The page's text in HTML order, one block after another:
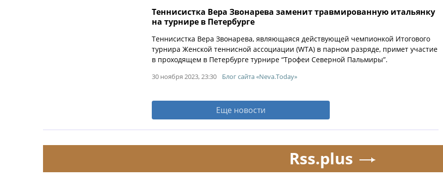
Теннисистка Вера Звонарева заменит травмированную итальянку
на турнире в Петербурге
Теннисистка Вера Звонарева, являющаяся действующей чемпионкой Итогового
турнира Женской теннисной ассоциации (WTA) в парном разряде, примет участие
в проходящем в Петербурге турнире “Трофеи Северной Пальмиры”.
30 ноября 2023, 23:30 Блог сайта «Neva.Today»
Еще новости
Rss.plus